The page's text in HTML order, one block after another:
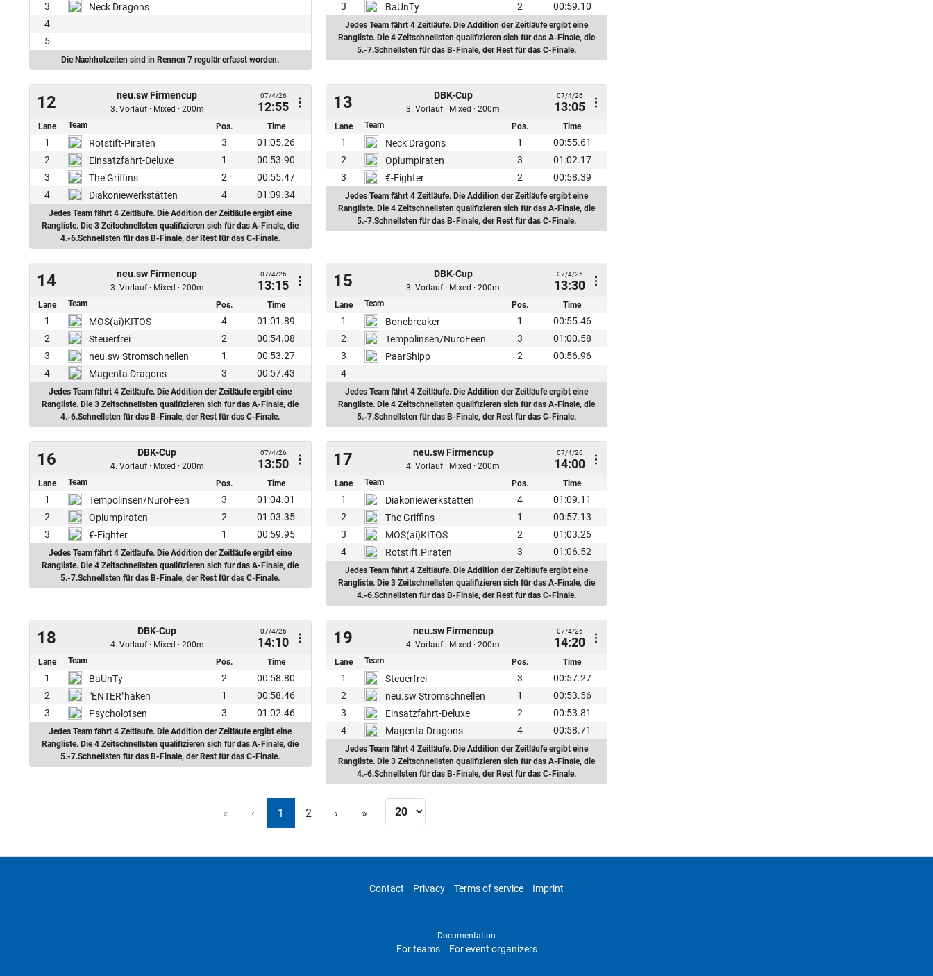
3
Neck Dragons
4
5
Die Nachholzeiten sind in Rennen 7 regulär erfasst worden.
3
BaUnTy 2 00:59.10
Jedes Team fährt 4 Zeitläufe. Die Addition der Zeitläufe ergibt eine
Rangliste. Die 4 Zeitschnellsten qualifizieren sich für das A-Finale, die
5.-7.Schnellsten für das B-Finale, der Rest für das C-Finale.
12 neu.sw Firmencup
3. Vorlauf · Mixed · 200m
07/4/26
12:55
Lane Team Pos. Time
1 Rotstift-Piraten 3
01:05.26
2
Einsatzfahrt-Deluxe 1
00:53.90
3
The Griffins 2
00:55.47
4
Diakoniewerkstätten 4 01:09.34
Jedes Team fährt 4 Zeitläufe. Die Addition der Zeitläufe ergibt eine
Rangliste. Die 3 Zeitschnellsten qualifizieren sich für das A-Finale, die
4.-6.Schnellsten für das B-Finale, der Rest für das C-Finale.
13 DBK-Cup
3. Vorlauf · Mixed · 200m
07/4/26
13:05
Lane Team Pos. Time
1 Neck Dragons 1
00:55.61
2
Opiumpiraten 3
01:02.17
3
€-Fighter 2 00:58.39
Jedes Team fährt 4 Zeitläufe. Die Addition der Zeitläufe ergibt eine
Rangliste. Die 4 Zeitschnellsten qualifizieren sich für das A-Finale, die
5.-7.Schnellsten für das B-Finale, der Rest für das C-Finale.
14 neu.sw Firmencup
3. Vorlauf · Mixed · 200m
07/4/26
13:15
Lane Team Pos. Time
1 MOS(ai)KITOS 4
01:01.89
2
Steuerfrei 2
00:54.08
3
neu.sw Stromschnellen 1
00:53.27
4
Magenta Dragons 3 00:57.43
Jedes Team fährt 4 Zeitläufe. Die Addition der Zeitläufe ergibt eine
Rangliste. Die 3 Zeitschnellsten qualifizieren sich für das A-Finale, die
4.-6.Schnellsten für das B-Finale, der Rest für das C-Finale.
15 DBK-Cup
3. Vorlauf · Mixed · 200m
07/4/26
13:30
Lane Team Pos. Time
1 Bonebreaker 1
00:55.46
2
Tempolinsen/NuroFeen 3
01:00.58
3
PaarShipp 2
00:56.96
4
Jedes Team fährt 4 Zeitläufe. Die Addition der Zeitläufe ergibt eine
Rangliste. Die 4 Zeitschnellsten qualifizieren sich für das A-Finale, die
5.-7.Schnellsten für das B-Finale, der Rest für das C-Finale.
16 DBK-Cup
4. Vorlauf · Mixed · 200m
07/4/26
13:50
Lane Team Pos. Time
1 Tempolinsen/NuroFeen 3
01:04.01
2
Opiumpiraten 2
01:03.35
3
€-Fighter 1 00:59.95
Jedes Team fährt 4 Zeitläufe. Die Addition der Zeitläufe ergibt eine
Rangliste. Die 4 Zeitschnellsten qualifizieren sich für das A-Finale, die
5.-7.Schnellsten für das B-Finale, der Rest für das C-Finale.
17 neu.sw Firmencup
4. Vorlauf · Mixed · 200m
07/4/26
14:00
Lane Team Pos. Time
1 Diakoniewerkstätten 4
01:09.11
2
The Griffins 1
00:57.13
3
MOS(ai)KITOS 2
01:03.26
4
Rotstift.Piraten 3 01:06.52
Jedes Team fährt 4 Zeitläufe. Die Addition der Zeitläufe ergibt eine
Rangliste. Die 3 Zeitschnellsten qualifizieren sich für das A-Finale, die
4.-6.Schnellsten für das B-Finale, der Rest für das C-Finale.
18 DBK-Cup
4. Vorlauf · Mixed · 200m
07/4/26
14:10
Lane Team Pos. Time
1 BaUnTy 2
00:58.80
2
"ENTER"haken 1
00:58.46
3
Psycholotsen 3 01:02.46
Jedes Team fährt 4 Zeitläufe. Die Addition der Zeitläufe ergibt eine
Rangliste. Die 4 Zeitschnellsten qualifizieren sich für das A-Finale, die
5.-7.Schnellsten für das B-Finale, der Rest für das C-Finale.
19 neu.sw Firmencup
4. Vorlauf · Mixed · 200m
07/4/26
14:20
Lane Team Pos. Time
1 Steuerfrei 3
00:57.27
2
neu.sw Stromschnellen 1
00:53.56
3
Einsatzfahrt-Deluxe 2
00:53.81
4
Magenta Dragons 4 00:58.71
Jedes Team fährt 4 Zeitläufe. Die Addition der Zeitläufe ergibt eine
Rangliste. Die 3 Zeitschnellsten qualifizieren sich für das A-Finale, die
4.-6.Schnellsten für das B-Finale, der Rest für das C-Finale.
« ‹ 1 2 › »
Contact Privacy Terms of service Imprint
Documentation
For teams For event organizers